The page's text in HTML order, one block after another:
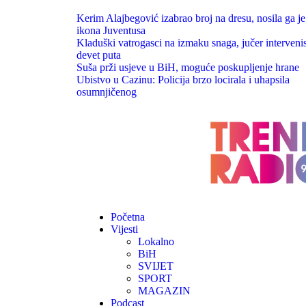
Kerim Alajbegović izabrao broj na dresu, nosila ga je
ikona Juventusa
Kladuški vatrogasci na izmaku snaga, jučer
devet puta
Suša prži usjeve u BiH, moguće poskupljenje hrane
Ubistvo u Cazinu: Policija brzo locirala i uhapsila
osumnjičenog
Početna
Vijesti
Lokalno
BiH
SVIJET
SPORT
MAGAZIN
Podcast